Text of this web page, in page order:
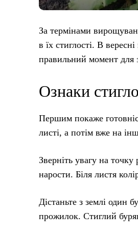
За термінами
в їх стиглості. В
правильний момент для
Ознаки
Першим покаже
листі, а потім вже на
Зверніть увагу на
нарости. Біля листя
Дістаньте з землі один
прожилок. Стиглий